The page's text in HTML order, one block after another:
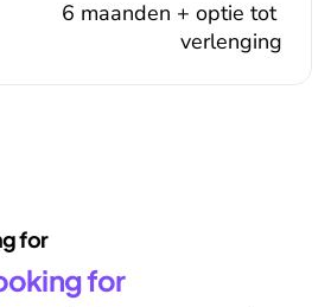
6 maanden + optie tot
verlenging
for
for